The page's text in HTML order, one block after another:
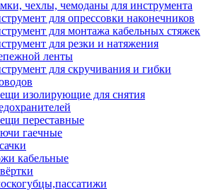
чехлы, чемоданы для инструмента
для опрессовки наконечников
для монтажа кабельных стяжек
для резки и натяжения
ленты
для скручивания и гибки
изолирующие для снятия
переставные
гаечные
кабельные